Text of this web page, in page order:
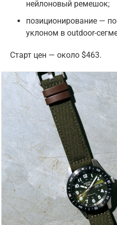
нейлоновый ремешок;
позиционирование —
уклоном в outdoor-
Старт цен — около $463.